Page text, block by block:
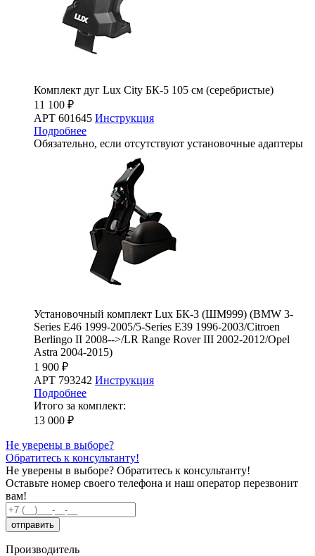
Комплект дуг Lux City БК-5 105 см (серебристые)
11 100 ₽
АРТ 601645 Инструкция
Подробнее
Обязательно, если отсутствуют установочные адаптеры
Установочный комплект Lux БК-3 (ШМ999) (BMW 3-
Series E46 1999-2005/5-Series E39 1996-2003/Citroen
Berlingo II 2008-->/LR Range Rover III 2002-2012/Opel
Astra 2004-2015)
1 900 ₽
АРТ 793242 Инструкция
Подробнее
Итого за комплект:
13 000 ₽
Не уверены в выборе?
Обратитесь к консультанту!
Не уверены в выборе? Обратитесь к консультанту!
Оставьте номер своего телефона и наш оператор перезвонит
вам!
Производитель